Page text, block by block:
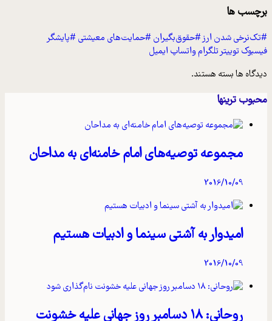
ها
شدن ارز#حقوق‌بگیران#حمایت‌های معیشتی#پایشگر
توییترتلگرامواتساپایمیل
ها بسته هستند.
ترینها
مجموعه توصیه‌های امام خامنه‌ای به مداحان
2016/10/09
امیدوار به آشتی سینما و ادبیات هستیم
2016/10/09
روحانی: ۱۸ دسامبر روز جهانی علیه خشونت